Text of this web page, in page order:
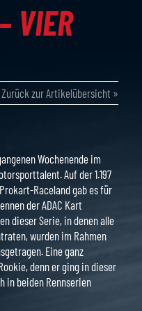
VIER
Zurück zur Artikelübersicht »
Wochenende im
Auf der 1.197
Raceland gab es für
der ADAC Kart
dieser Serie, in denen alle
wurden im Rahmen
Eine ganz
denn er ging in dieser
in beiden Rennserien